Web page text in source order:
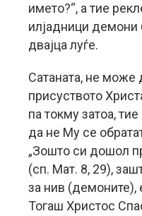
името?“, а тие
илјадници демони
двајца луѓе.
Сатаната, не може
присуството
па токму затоа,
да не Му се
„Зошто си дошол
(сп. Мат. 8, 29),
за нив
Тогаш Христос